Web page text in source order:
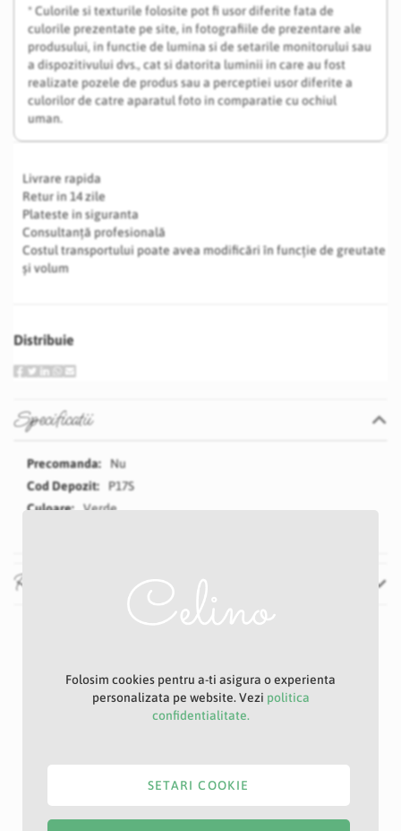
* Culorile si texturile folosite pot fi usor diferite fata de
culorile prezentate pe site, in fotografiile de prezentare ale
produsului, in functie de lumina si de setarile monitorului sau
a dispozitivului dvs., cat si datorita luminii in care au fost
realizate pozele de produs sau a perceptiei usor diferite a
culorilor de catre aparatul foto in comparatie cu ochiul
uman.
Livrare rapida
Retur in 14 zile
Plateste in siguranta
Consultanță profesională
Costul transportului poate avea modificări în funcție de greutate
și volum
Distribuie
Specificatii
Specificatii
Nu
P17S
Verde
Recenzii
Folosim cookies pentru a-ti asigura o experienta
personalizata pe website. Vezi politica
confidentialitate.
SETARI COOKIE